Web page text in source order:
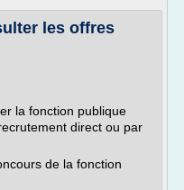
les offres
la fonction publique
direct ou par
de la fonction